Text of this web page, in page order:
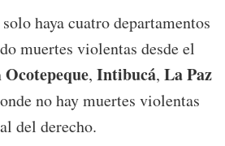
haya cuatro departamentos
muertes violentas desde el
Ocotepeque, Intibucá, La Paz
no hay muertes violentas
del derecho.